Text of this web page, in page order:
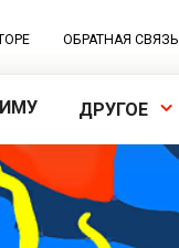
ОБРАТНАЯ СВЯЗЬ
ДРУГОЕ